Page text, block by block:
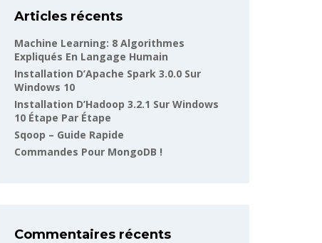
Articles récents
Machine Learning: 8 Algorithmes
Expliqués En Langage Humain
Installation D’Apache Spark 3.0.0 Sur
Windows 10
Installation D’Hadoop 3.2.1 Sur Windows
10 Étape Par Étape
Sqoop – Guide Rapide
Commandes Pour MongoDB !
Commentaires récents